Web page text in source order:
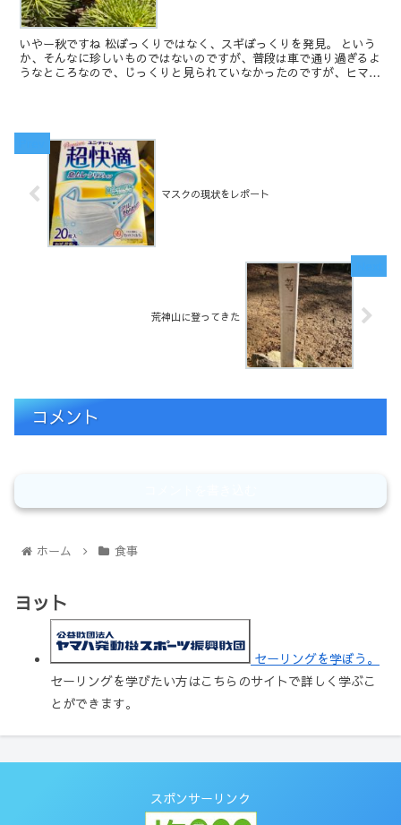
いやー秋ですね 松ぼっくりではなく、スギぼっくりを発見。 という
か、そんなに珍しいものではないのですが、普段は車で通り過ぎるよ
うなところなので、じっくりと見られていなかったのですが、ヒマラ
マスクの現状をレポート
荒神山に登ってきた
コメント
ホーム 食事
ヨット
セーリングを学ぼう。
セーリングを学びたい方はこちらのサイトで詳しく学ぶこ
とができます。
スポンサーリンク